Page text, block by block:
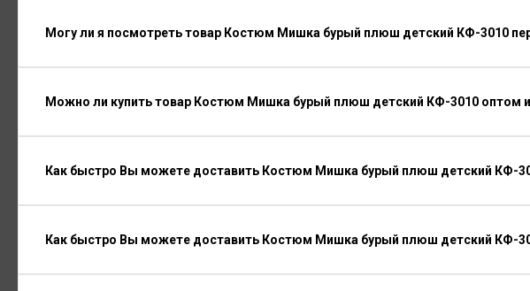
Могу ли я посмотреть товар Костюм Мишка бурый плюш детский КФ-3010
Можно ли купить товар Костюм Мишка бурый плюш детский КФ-3010 оптом и
Как быстро Вы можете доставить Костюм Мишка бурый плюш детский КФ-
Как быстро Вы можете доставить Костюм Мишка бурый плюш детский КФ-